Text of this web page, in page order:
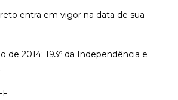
entra em vigor na data de sua
de 2014; 193º da Independência e